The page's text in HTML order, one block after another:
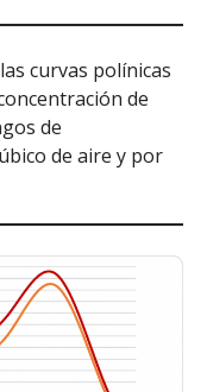
curvas polínicas
de
de
de aire y por